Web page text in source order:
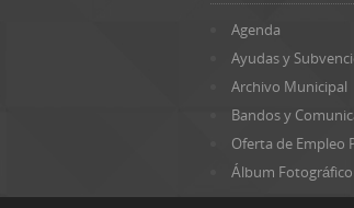
Agenda
Ayudas y
Archivo Municipal
Bandos y
Oferta de Empleo
Álbum Fotográfico